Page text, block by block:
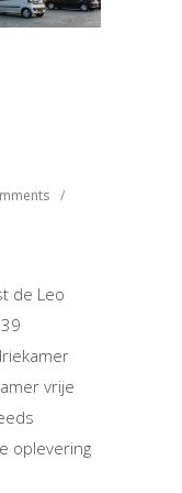
/
de Leo
vrije
oplevering